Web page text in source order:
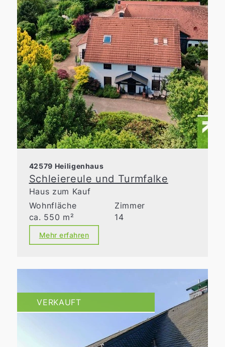
42579 Heiligenhaus
Schleiereule und Turmfalke
Haus zum Kauf
Wohnfläche
ca. 550 m²
Zimmer
14
Mehr erfahren
VERKAUFT